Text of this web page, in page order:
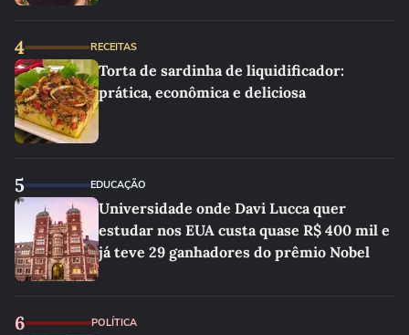
4 RECEITAS
Torta de sardinha de liquidificador:
prática, econômica e deliciosa
5 EDUCAÇÃO
Universidade onde Davi Lucca quer
estudar nos EUA custa quase R$ 400 mil e
já teve 29 ganhadores do prêmio Nobel
6 POLÍTICA